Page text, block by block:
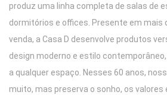
produz uma linha completa de salas de
dormitórios e offices. Presente em mais
venda, a Casa D desenvolve produtos
design moderno e estilo
a qualquer espaço. Nesses 60 anos,
muito, mas preserva o sonho, os valores